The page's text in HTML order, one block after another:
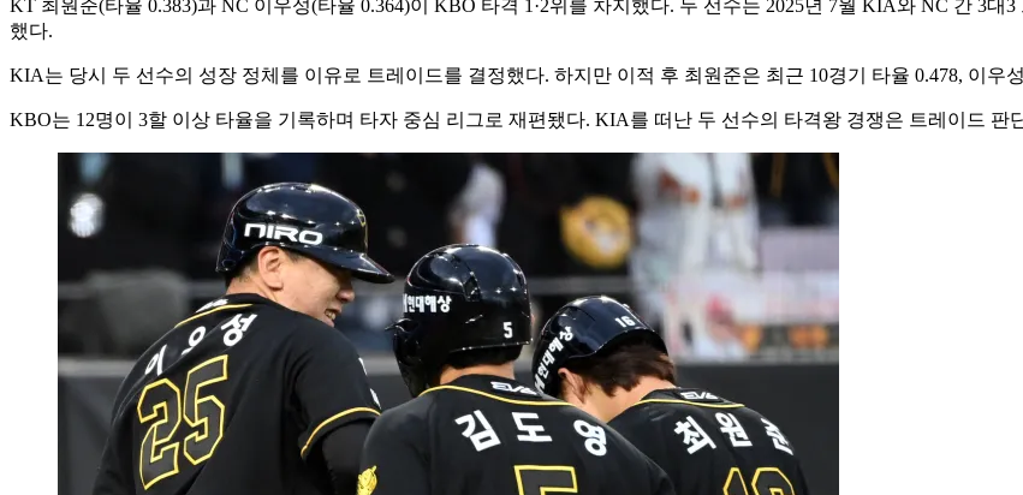
KT 최원준(타율 0.383)과 NC 이우성(타율 0.364)이 KBO 타격 1·2위를 차지했다. 두 선수는 2025년 7월 KIA와 NC 간 3
했다.
KIA는 당시 두 선수의 성장 정체를 이유로 트레이드를 결정했다. 하지만 이적 후 최원준은 최근 10경기 타율 0.478, 이우
KBO는 12명이 3할 이상 타율을 기록하며 타자 중심 리그로 재편됐다. KIA를 떠난 두 선수의 타격왕 경쟁은 트레이드 판